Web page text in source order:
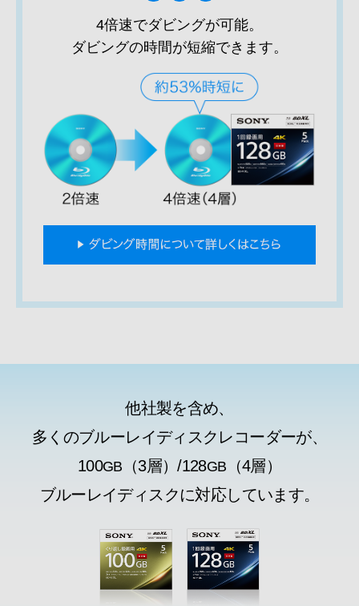
4倍速でダビングが可能。
ダビングの時間が短縮できます。
他社製を含め、
多くのブルーレイディスクレコーダーが、
100GB （3層）/128GB （4層）
ブルーレイディスクに対応しています。